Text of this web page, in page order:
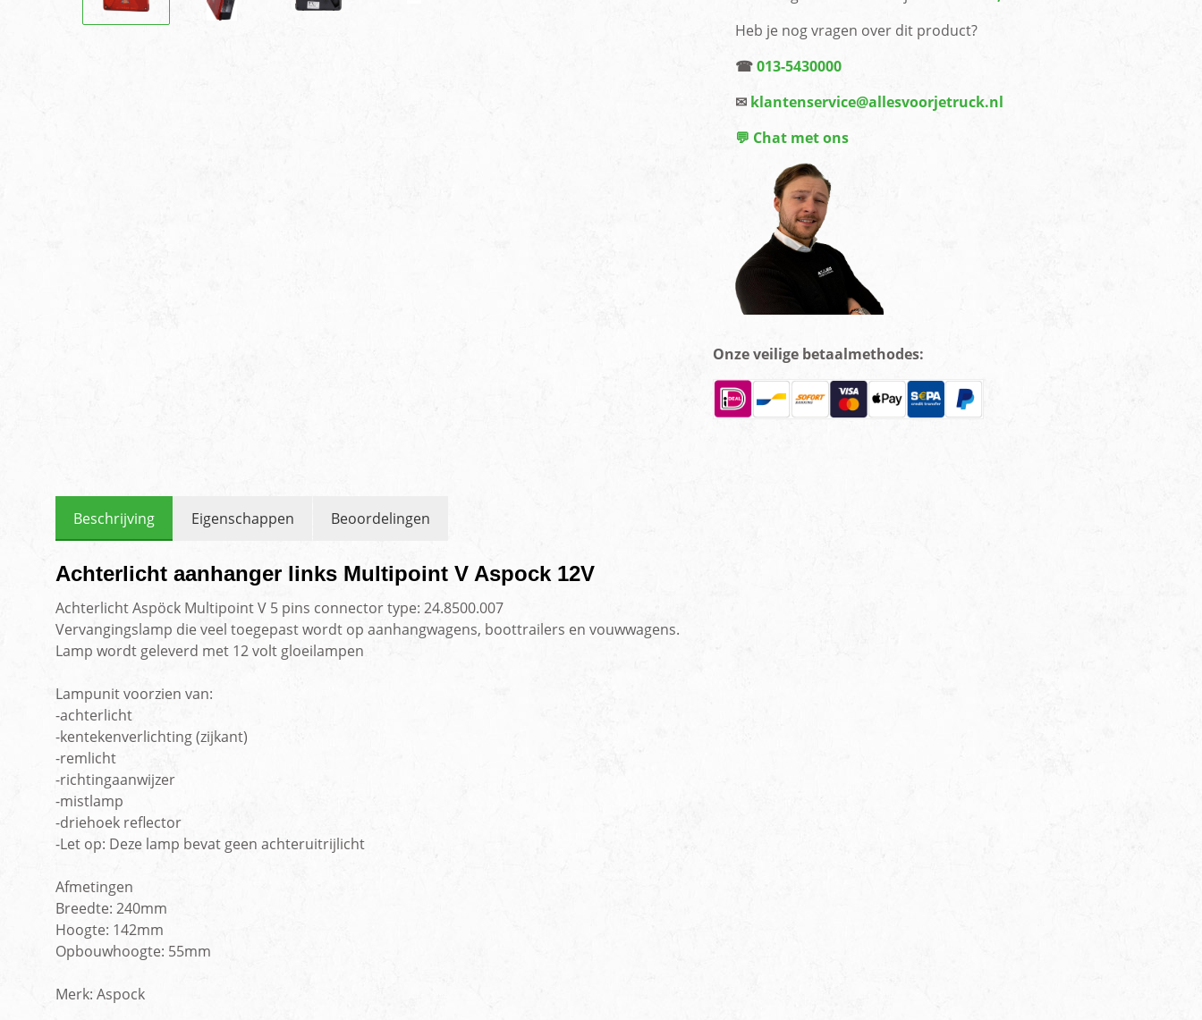
Heb je nog vragen over dit product?
☎013-5430000
✉ klantenservice@allesvoorjetruck.nl
💬 Chat met ons
Onze veilige betaalmethodes:
Beschrijving Eigenschappen Beoordelingen
Achterlicht aanhanger links Multipoint V Aspock 12V
Achterlicht Aspöck Multipoint V 5 pins connector type: 24.8500.007
Vervangingslamp die veel toegepast wordt op aanhangwagens, boottrailers en vouwwagens.
Lamp wordt geleverd met 12 volt gloeilampen
Lampunit voorzien van:
-achterlicht
-kentekenverlichting (zijkant)
-remlicht
-richtingaanwijzer
-mistlamp
-driehoek reflector
-Let op: Deze lamp bevat geen achteruitrijlicht
Afmetingen
Breedte: 240mm
Hoogte: 142mm
Opbouwhoogte: 55mm
Merk: Aspock